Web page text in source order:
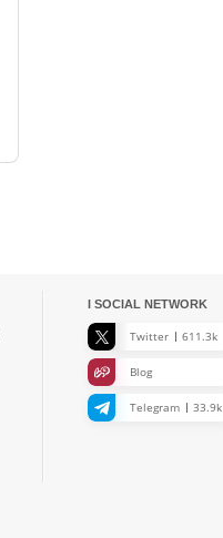
I SOCIAL NETWORK
Twitter 611.3k
Blog
Telegram 33.9k